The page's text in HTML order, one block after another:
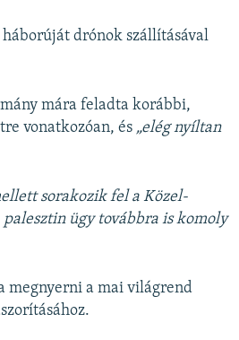
drónok szállításával
mára feladta korábbi,
vonatkozóan, és „elég nyíltan
sorakozik fel a Közel-
ügy továbbra is komoly
megnyerni a mai világrend